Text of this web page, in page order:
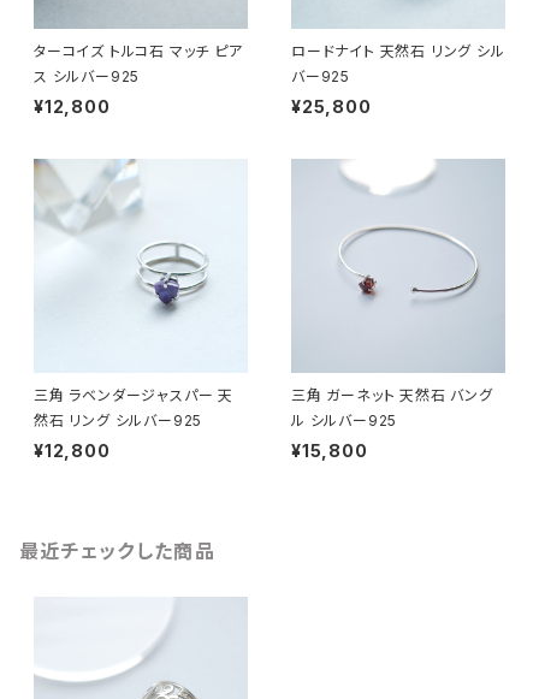
ターコイズ トルコ石 マッチ ピア
ス シルバー925
¥12,800
ロードナイト 天然石 リング シル
バー925
¥25,800
三角 ラベンダージャスパー 天
然石 リング シルバー925
¥12,800
三角 ガーネット 天然石 バング
ル シルバー925
¥15,800
最近チェックした商品